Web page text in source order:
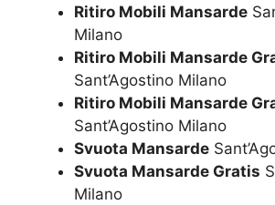
Ritiro Mobili Mansarde
Milano
Ritiro Mobili Mansarde
Sant’Agostino Milano
Ritiro Mobili Mansarde
Sant’Agostino Milano
Svuota Mansarde
Svuota Mansarde Gratis
Milano